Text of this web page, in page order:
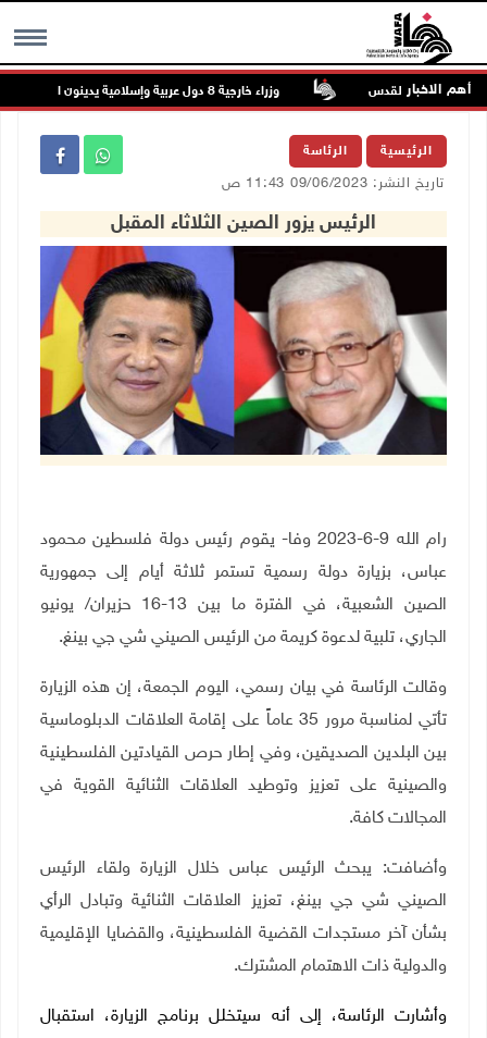
MENU أهم الاخبار
جبع شمال القدس وزراء خارجية 8 دول عربية وإسلامية يدينون الانتهاكات الإسرائيلية المتواصلة في غزة
الرئيسية الرئاسة
تاريخ النشر: 09/06/2023 11:43 ص
الرئيس يزور الصين الثلاثاء المقبل
رام الله 9-6-2023 وفا- يقوم رئيس دولة فلسطين محمود
عباس، بزيارة دولة رسمية تستمر ثلاثة أيام إلى جمهورية
الصين الشعبية، في الفترة ما بين 13-16 حزيران/ يونيو
الجاري، تلبية لدعوة كريمة من الرئيس الصيني شي جي بينغ.
وقالت الرئاسة في بيان رسمي، اليوم الجمعة، إن هذه الزيارة
تأتي لمناسبة مرور 35 عاماً على إقامة العلاقات الدبلوماسية
بين البلدين الصديقين، وفي إطار حرص القيادتين الفلسطينية
والصينية على تعزيز وتوطيد العلاقات الثنائية القوية في
المجالات كافة.
وأضافت: يبحث الرئيس عباس خلال الزيارة ولقاء الرئيس
الصيني شي جي بينغ، تعزيز العلاقات الثنائية وتبادل الرأي
بشأن آخر مستجدات القضية الفلسطينية، والقضايا الإقليمية
والدولية ذات الاهتمام المشترك.
وأشارت الرئاسة، إلى أنه سيتخلل برنامج الزيارة، استقبال